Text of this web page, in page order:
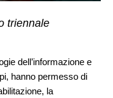
triennale
dell’informazione e
hanno permesso di
la